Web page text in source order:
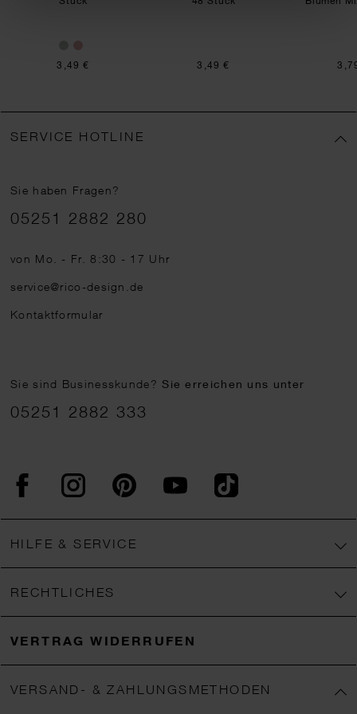
3,49 € 3,49 €
SERVICE HOTLINE
Sie haben Fragen?
Telefonnummer
05251 2882 280
von Mo. - Fr. 8:30 - 17 Uhr
service@rico-design.de
Kontaktformular
Sie sind Businesskunde?Sie erreichen uns unter
05251 2882 333
FacebookInstagram PinterestYouTubeTikTok
HILFE & SERVICE
RECHTLICHES
VERTRAG WIDERRUFEN
VERSAND- & ZAHLUNGSMETHODEN